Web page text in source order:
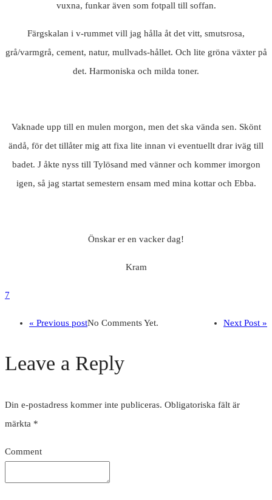
vuxna, funkar även som fotpall till soffan.
Färgskalan i v-rummet vill jag hålla åt det vitt, smutsrosa,
grå/varmgrå, cement, natur, mullvads-hållet. Och lite gröna växter på
det. Harmoniska och milda toner.
Vaknade upp till en mulen morgon, men det ska vända sen. Skönt
ändå, för det tillåter mig att fixa lite innan vi eventuellt drar iväg till
badet. J åkte nyss till Tylösand med vänner och kommer imorgon
igen, så jag startat semestern ensam med mina kottar och Ebba.
Önskar er en vacker dag!
Kram
7
« Previous post Next Post »
No Comments Yet.
Leave a Reply
Din e-postadress kommer inte publiceras. Obligatoriska fält är
märkta *
Comment